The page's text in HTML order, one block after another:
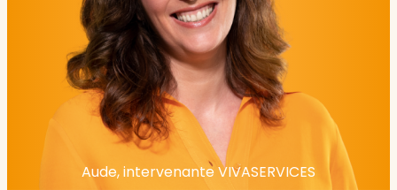
Aude, intervenante VIVASERVICES